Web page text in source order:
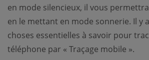
en mode silencieux, il vous
en le mettant en mode sonnerie. Il y
choses essentielles à savoir pour
téléphone par « Traçage mobile ».